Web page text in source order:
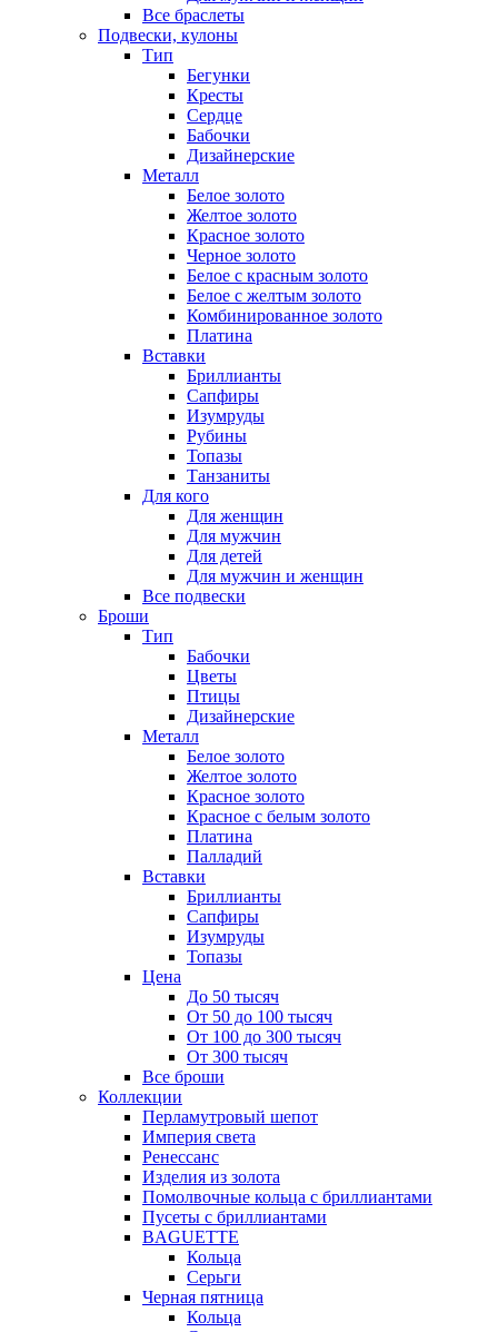
Все браслеты
Подвески, кулоны
Тип
Бегунки
Кресты
Сердце
Бабочки
Дизайнерские
Металл
Белое золото
Желтое золото
Красное золото
Черное золото
Белое с красным золото
Белое с желтым золото
Комбинированное золото
Платина
Вставки
Бриллианты
Сапфиры
Изумруды
Рубины
Топазы
Танзаниты
Для кого
Для женщин
Для мужчин
Для детей
Для мужчин и женщин
Все подвески
Броши
Тип
Бабочки
Цветы
Птицы
Дизайнерские
Металл
Белое золото
Желтое золото
Красное золото
Красное с белым золото
Платина
Палладий
Вставки
Бриллианты
Сапфиры
Изумруды
Топазы
Цена
До 50 тысяч
От 50 до 100 тысяч
От 100 до 300 тысяч
От 300 тысяч
Все броши
Коллекции
Перламутровый шепот
Империя света
Ренессанс
Изделия из золота
Помолвочные кольца с бриллиантами
Пусеты с бриллиантами
BAGUETTE
Кольца
Серьги
Черная пятница
Кольца